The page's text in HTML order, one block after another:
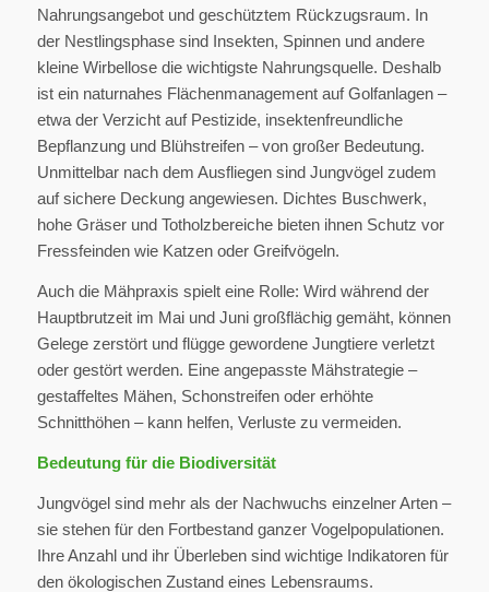
Nahrungsangebot und geschütztem Rückzugsraum. In
der Nestlingsphase sind Insekten, Spinnen und andere
kleine Wirbellose die wichtigste Nahrungsquelle. Deshalb
ist ein naturnahes Flächenmanagement auf Golfanlagen –
etwa der Verzicht auf Pestizide, insektenfreundliche
Bepflanzung und Blühstreifen – von großer Bedeutung.
Unmittelbar nach dem Ausfliegen sind Jungvögel zudem
auf sichere Deckung angewiesen. Dichtes Buschwerk,
hohe Gräser und Totholzbereiche bieten ihnen Schutz vor
Fressfeinden wie Katzen oder Greifvögeln.
Auch die Mähpraxis spielt eine Rolle: Wird während der
Hauptbrutzeit im Mai und Juni großflächig gemäht, können
Gelege zerstört und flügge gewordene Jungtiere verletzt
oder gestört werden. Eine angepasste Mähstrategie –
gestaffeltes Mähen, Schonstreifen oder erhöhte
Schnitthöhen – kann helfen, Verluste zu vermeiden.
Bedeutung für die Biodiversität
Jungvögel sind mehr als der Nachwuchs einzelner Arten –
sie stehen für den Fortbestand ganzer Vogelpopulationen.
Ihre Anzahl und ihr Überleben sind wichtige Indikatoren für
den ökologischen Zustand eines Lebensraums.